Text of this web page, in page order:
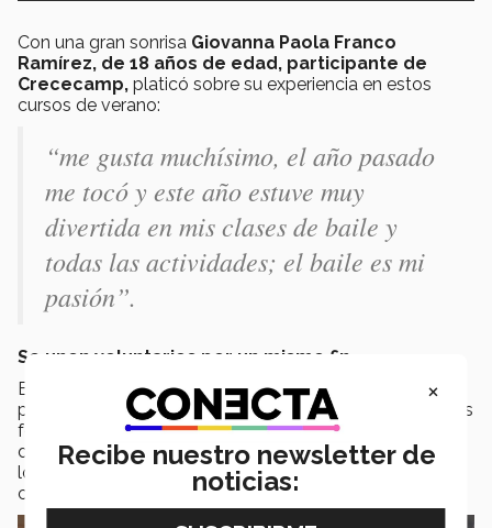
Con una gran sonrisa Giovanna Paola Franco
Ramírez, de 18 años de edad, participante de
Crececamp, platicó sobre su experiencia en estos
cursos de verano:
“me gusta muchísimo, el año pasado
me tocó y este año estuve muy
divertida en mis clases de baile y
todas las actividades; el baile es mi
pasión”.
Se unen voluntarios por un mismo fin
Es un proyecto autosustentable donde se buscan
patrocinios y fuentes de financiamiento para obtener los
fondos necesarios. “En ese sentido nos vinculamos con
diferentes asociaciones como Teletón capacitación a
los voluntarios en manejo de sillas de ruedas-, 100
corazones y Alcajym”, destacó Ana Carrillo.
×
Recibe nuestro newsletter de
noticias: